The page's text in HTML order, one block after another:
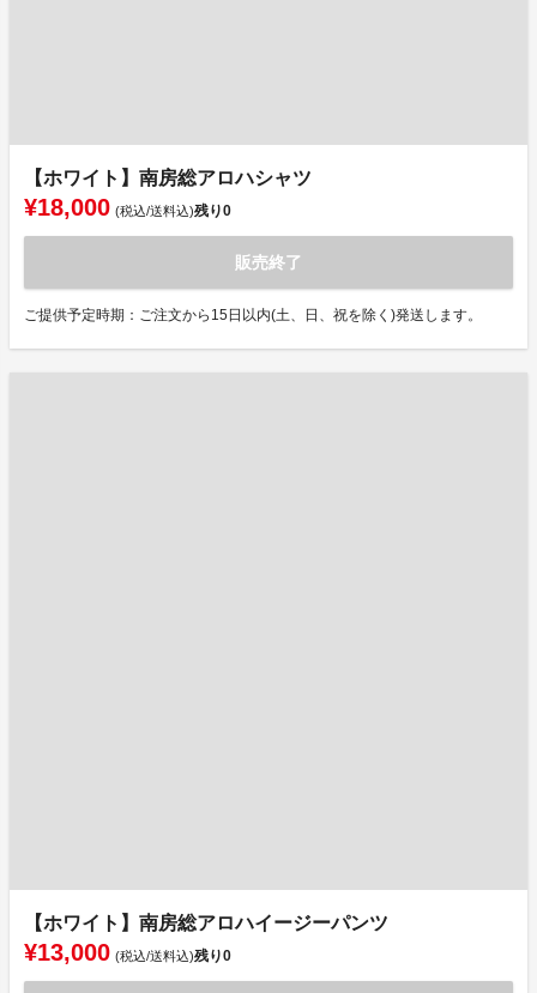
【ホワイト】南房総アロハシャツ
¥18,000 (税込/送料込)残り0
販売終了
ご提供予定時期：ご注文から15日以内(土、日、祝を除く)発送します。
【ホワイト】南房総アロハイージーパンツ
¥13,000 (税込/送料込)残り0